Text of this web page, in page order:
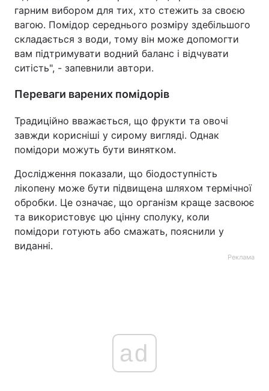
гарним вибором для тих, хто стежить за своєю
вагою. Помідор середнього розміру здебільшого
складається з води, тому він може допомогти
вам підтримувати водний баланс і відчувати
ситість", - запевнили автори.
Переваги варених помідорів
Традиційно вважається, що фрукти та овочі
завжди корисніші у сирому вигляді. Однак
помідори можуть бути винятком.
Дослідження показали, що біодоступність
лікопену може бути підвищена шляхом термічної
обробки. Це означає, що організм краще засвоює
та використовує цю цінну сполуку, коли
помідори готують або смажать, пояснили у
виданні.
Реклама
ad